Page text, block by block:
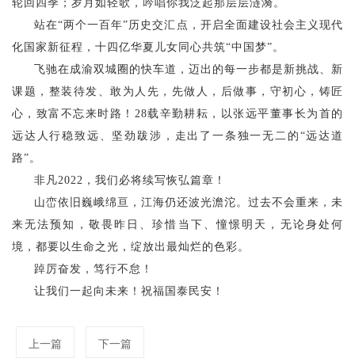
轮回四季；岁月如轻歌，吟唱你我泛起那层层涟漪。
站在“两个一百年”历史交汇点，开启全面建设社会主义现代
化国家新征程，十四亿华夏儿女同心共筑“中 国 梦”。
飞驰在成渝双城圈的快车道，迈出的每一步都是新挑战、新
课题，整装待发、敢为人先，先做人，后做事，守初心，铸匠
心，致富不忘来时路！28载辛勤耕耘，以张远平董事长为首的
远达人行稳致远、坚劲跋涉，走出了一条独一无二的“远达道
路”。
非凡2022，我们必将续写恢弘篇章！
山峦依旧巍峨绵亘，江海仍还波光澹沱。 过去不会重来，未
来无法预知，敬畏昨日、珍惜当下、憧憬明天，无论身处何
境，都要以生命之光，绽放出最灿烂的色彩。
踔厉奋发，笃行不怠！
让我们一起向未来！祝福国泰民安！
上一篇 下一篇